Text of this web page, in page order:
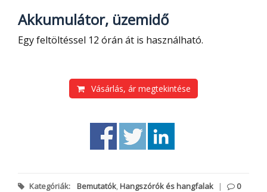
Akkumulátor, üzemidő
Egy feltöltéssel 12 órán át is használható.
Vásárlás, ár megtekintése
Kategóriák: Bemutatók,Hangszórók és hangfalak | 0